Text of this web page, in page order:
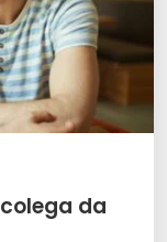
da